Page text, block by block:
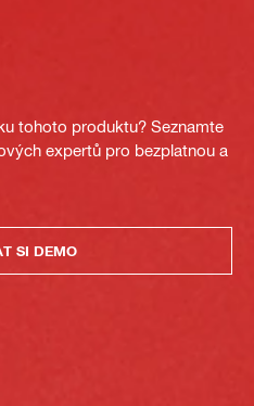
tohoto produktu? Seznamte
expertů pro bezplatnou a
SI DEMO